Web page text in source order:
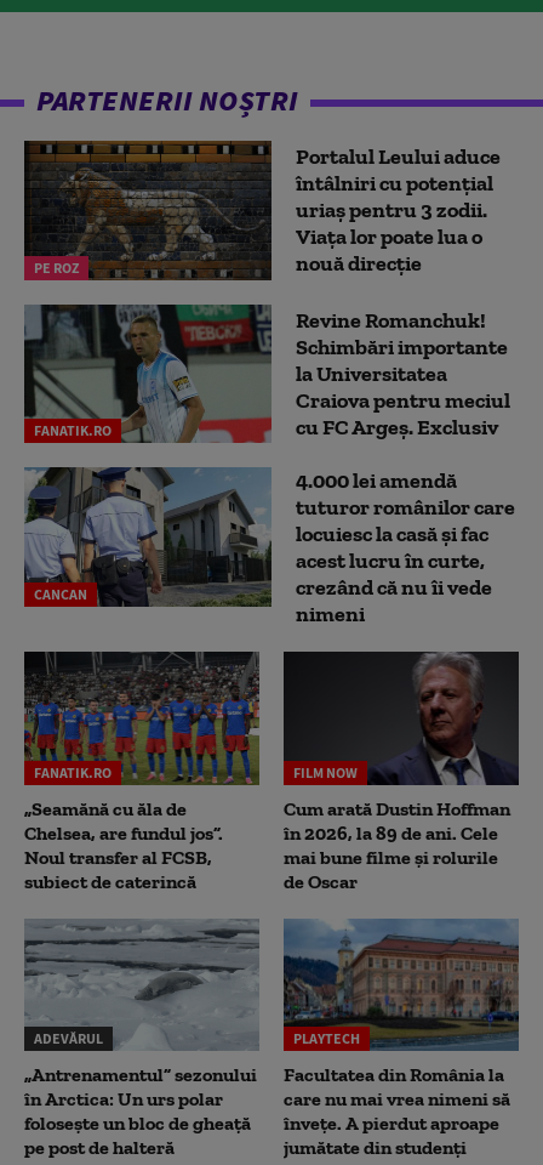
PARTENERII NOȘTRI
PE ROZ
Portalul Leului aduce
întâlniri cu potențial
uriaș pentru 3 zodii.
Viața lor poate lua o
nouă direcție
FANATIK.RO
Revine Romanchuk!
Schimbări importante
la Universitatea
Craiova pentru meciul
cu FC Argeş. Exclusiv
CANCAN
4.000 lei amendă
tuturor românilor care
locuiesc la casă și fac
acest lucru în curte,
crezând că nu îi vede
nimeni
FANATIK.RO
„Seamănă cu ăla de
Chelsea, are fundul jos”.
Noul transfer al FCSB,
subiect de caterincă
FILM NOW
Cum arată Dustin Hoffman
în 2026, la 89 de ani. Cele
mai bune filme și rolurile
de Oscar
ADEVĂRUL
„Antrenamentul” sezonului
în Arctica: Un urs polar
folosește un bloc de gheață
pe post de halteră
PLAYTECH
Facultatea din România la
care nu mai vrea nimeni să
înveţe. A pierdut aproape
jumătate din studenţi